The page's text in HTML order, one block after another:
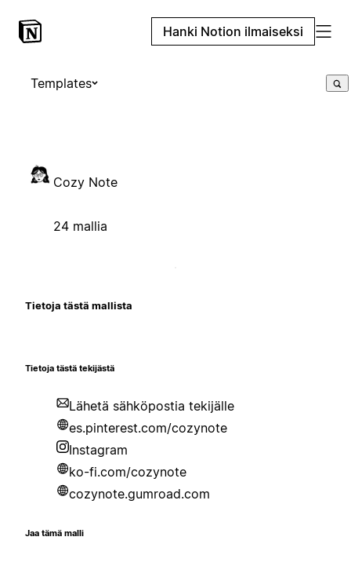
Hanki Notion ilmaiseksi
Templates
Cozy Note
24 mallia
Tietoja tästä mallista
Tietoja tästä tekijästä
Lähetä sähköpostia tekijälle
es.pinterest.com/cozynote
Instagram
ko-fi.com/cozynote
cozynote.gumroad.com
Jaa tämä malli